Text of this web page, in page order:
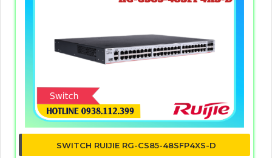
SWITCH RUIJIE RG-CS85-48SFP4XS-D